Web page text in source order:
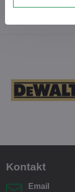
Kontakt
Email